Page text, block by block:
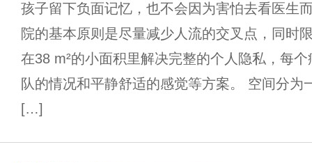
孩子留下负面记忆，也不会因为害怕去看医生
院的基本原则是尽量减少人流的交叉点，同时
在38 m²的小面积里解决完整的个人隐私，每
队的情况和平静舒适的感觉等方案。 空间分为
[…]